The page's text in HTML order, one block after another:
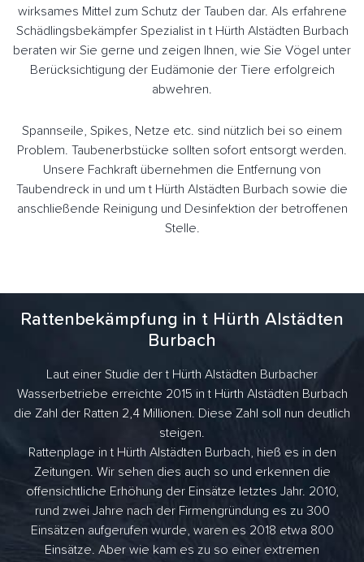
wirksames Mittel zum Schutz der Tauben dar. Als erfahrene
Schädlingsbekämpfer Spezialist in t Hürth Alstädten Burbach
beraten wir Sie gerne und zeigen Ihnen, wie Sie Vögel unter
Berücksichtigung der Eudämonie der Tiere erfolgreich
abwehren.
Spannseile, Spikes, Netze etc. sind nützlich bei so einem
Problem. Taubenerbstücke sollten sofort entsorgt werden.
Unsere Fachkraft übernehmen die Entfernung von
Taubendreck in und um t Hürth Alstädten Burbach sowie die
anschließende Reinigung und Desinfektion der betroffenen
Stelle.
Rattenbekämpfung in t Hürth Alstädten
Burbach
Laut einer Studie der t Hürth Alstädten Burbacher
Wasserbetriebe erreichte 2015 in t Hürth Alstädten Burbach
die Zahl der Ratten 2,4 Millionen. Diese Zahl soll nun deutlich
steigen.
Rattenplage in t Hürth Alstädten Burbach, hieß es in den
Zeitungen. Wir sehen dies auch so und erkennen die
offensichtliche Erhöhung der Einsätze letztes Jahr. 2010,
rund zwei Jahre nach der Firmengründung es zu 300
Einsätzen aufgerufen wurde, waren es 2018 etwa 800
Einsätze. Aber wie kam es zu so einer extremen